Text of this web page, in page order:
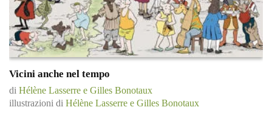
Vicini anche nel tempo
di Hélène Lasserre e Gilles Bonotaux
illustrazioni di Hélène Lasserre e Gilles Bonotaux